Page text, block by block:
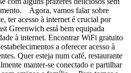
Agora, vamos falar sobre
ter acesso à internet é crucial por
Greenwich está bem equipada
à internet. Encontrar WiFi gratuito
a oferecer acesso à
Quer esteja num café, restaurante
manter-se conectado e partilhar